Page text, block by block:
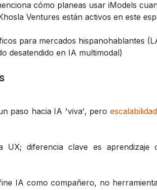
cómo planeas usar iModels
Ventures están activos en este
para mercados hispanohablantes
desatendido en IA multimodal)
paso hacia IA 'viva', pero escalabilidad
UX; diferencia clave es
IA como compañero, no